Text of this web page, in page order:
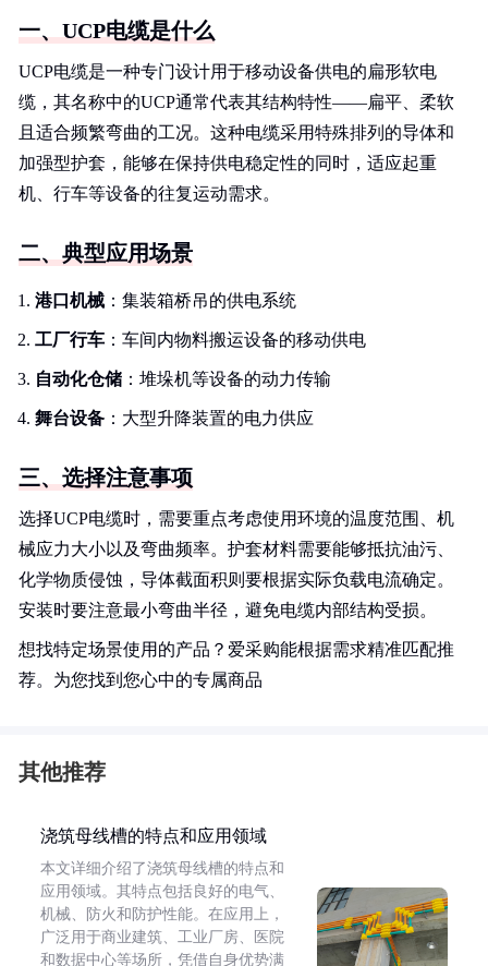
一、UCP电缆是什么
UCP电缆是一种专门设计用于移动设备供电的扁形软电
缆，其名称中的UCP通常代表其结构特性——扁平、柔软
且适合频繁弯曲的工况。这种电缆采用特殊排列的导体和
加强型护套，能够在保持供电稳定性的同时，适应起重
机、行车等设备的往复运动需求。
二、典型应用场景
港口机械 ：集装箱桥吊的供电系统
工厂行车 ：车间内物料搬运设备的移动供电
自动化仓储 ：堆垛机等设备的动力传输
舞台设备 ：大型升降装置的电力供应
三、选择注意事项
选择UCP电缆时，需要重点考虑使用环境的温度范围、机
械应力大小以及弯曲频率。护套材料需要能够抵抗油污、
化学物质侵蚀，导体截面积则要根据实际负载电流确定。
安装时要注意最小弯曲半径，避免电缆内部结构受损。
想找特定场景使用的产品？爱采购能根据需求精准匹配推
荐。为您找到您心中的专属商品
其他推荐
浇筑母线槽的特点和应用领域
本文详细介绍了浇筑母线槽的特点和
应用领域。其特点包括良好的电气、
机械、防火和防护性能。在应用上，
广泛用于商业建筑、工业厂房、医院
和数据中心等场所，凭借自身优势满